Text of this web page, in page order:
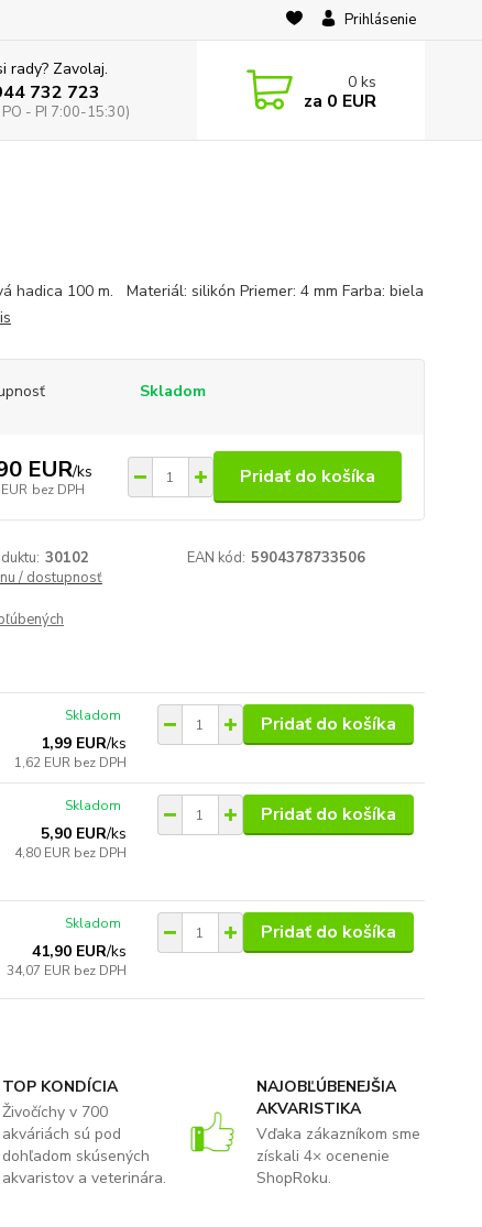
Prihlásenie
rady? Zavolaj.
732 723
PO - PI 7:00-15:30)
0 ks
za 0 EUR
hadica 100 m. Materiál: silikón Priemer: 4 mm Farba: biela
Skladom
EUR/ks
bez DPH
Pridať do košíka
30102 EAN kód: 5904378733506
/ dostupnosť
1,99 EUR/ks
1,62 EUR bez DPH
Skladom Pridať do košíka
5,90 EUR/ks
4,80 EUR bez DPH
Skladom Pridať do košíka
41,90 EUR/ks
34,07 EUR bez DPH
Skladom Pridať do košíka
TOP KONDÍCIA
Živočíchy v 700
akváriách sú pod
dohľadom skúsených
akvaristov a veterinára.
NAJOBĽÚBENEJŠIA
AKVARISTIKA
Vďaka zákazníkom sme
získali 4× ocenenie
ShopRoku.